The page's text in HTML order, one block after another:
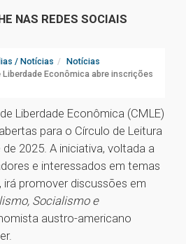
NAS REDES SOCIAIS
/ Notícias
Notícias
Liberdade Econômica abre inscrições
Liberdade Econômica (CMLE)
para o Círculo de Leitura
2025. A iniciativa, voltada a
e interessados em temas
promover discussões em
Socialismo e
austro-americano